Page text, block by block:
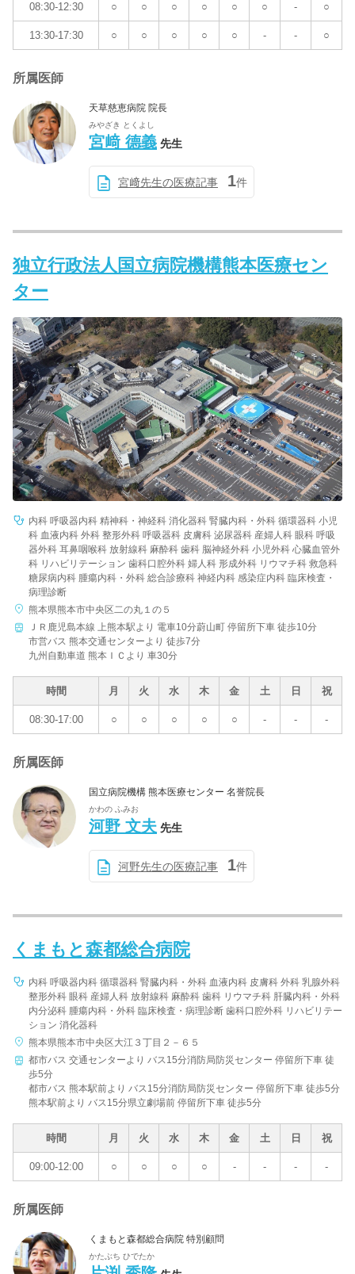
08:30-12:30 ○ ○ ○ ○ ○ ○ - ○
13:30-17:30 ○ ○ ○ ○ ○ - - ○
所属医師
天草慈恵病院 院長
みやざき とくよし
宮﨑 德義 先生
宮﨑先生の医療記事 1件
独立行政法人国立病院機構熊本医療セン
ター
内科 呼吸器内科 精神科・神経科 消化器科 腎臓内科・外科 循環器科 小児
科 血液内科 外科 整形外科 呼吸器科 皮膚科 泌尿器科 産婦人科 眼科 呼吸
器外科 耳鼻咽喉科 放射線科 麻酔科 歯科 脳神経外科 小児外科 心臓血管外
科 リハビリテーション 歯科口腔外科 婦人科 形成外科 リウマチ科 救急科
糖尿病内科 腫瘍内科・外科 総合診療科 神経内科 感染症内科 臨床検査・
病理診断
熊本県熊本市中央区二の丸１の５
ＪＲ鹿児島本線 上熊本駅より 電車10分蔚山町 停留所下車 徒歩10分
市営バス 熊本交通センターより 徒歩7分
九州自動車道 熊本ＩＣより 車30分
時間 月 火 水 木 金 土 日 祝
08:30-17:00 ○ ○ ○ ○ ○ - - -
所属医師
国立病院機構 熊本医療センター 名誉院長
かわの ふみお
河野 文夫 先生
河野先生の医療記事 1件
くまもと森都総合病院
内科 呼吸器内科 循環器科 腎臓内科・外科 血液内科 皮膚科 外科 乳腺外科
整形外科 眼科 産婦人科 放射線科 麻酔科 歯科 リウマチ科 肝臓内科・外科
内分泌科 腫瘍内科・外科 臨床検査・病理診断 歯科口腔外科 リハビリテー
ション 消化器科
熊本県熊本市中央区大江３丁目２－６５
都市バス 交通センターより バス15分消防局防災センター 停留所下車 徒
歩5分
都市バス 熊本駅前より バス15分消防局防災センター 停留所下車 徒歩5分
熊本駅前より バス15分県立劇場前 停留所下車 徒歩5分
時間 月 火 水 木 金 土 日 祝
09:00-12:00 ○ ○ ○ ○ - - - -
所属医師
くまもと森都総合病院 特別顧問
かたぶち ひでたか